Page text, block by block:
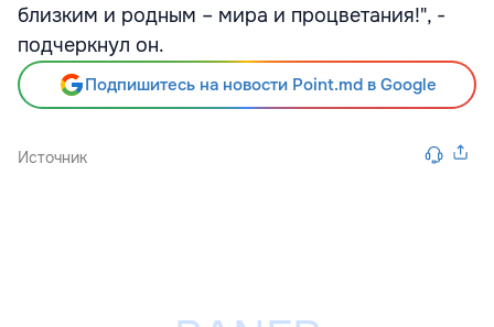
близким и родным – мира и процветания!", -
подчеркнул он.
Подпишитесь на новости Point.md в Google
Источник